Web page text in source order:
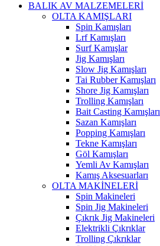
BALIK AV MALZEMELERİ
OLTA KAMIŞLARI
Spin Kamışları
Lrf Kamışları
Surf Kamışlar
Jig Kamışları
Slow Jig Kamışları
Tai Rubber Kamışları
Shore Jig Kamışları
Trolling Kamışları
Bait Casting Kamışları
Sazan Kamışları
Popping Kamışları
Tekne Kamışları
Göl Kamışları
Yemli Av Kamışları
Kamış Aksesuarları
OLTA MAKİNELERİ
Spin Makineleri
Spin Jig Makineleri
Çıkrık Jig Makineleri
Elektrikli Çıkrıklar
Trolling Çıkrıklar